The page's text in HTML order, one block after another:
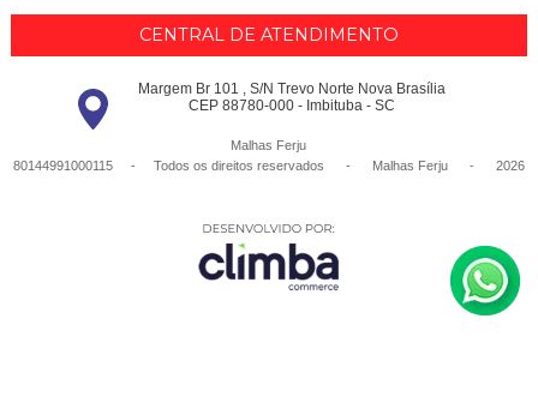
CENTRAL DE ATENDIMENTO
Margem Br 101 , S/N Trevo Norte Nova Brasília
CEP 88780-000 - Imbituba - SC
Malhas Ferju
80144991000115 - Todos os direitos reservados
- Malhas Ferju - 2026